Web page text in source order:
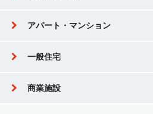
アパート・マンション
一般住宅
商業施設